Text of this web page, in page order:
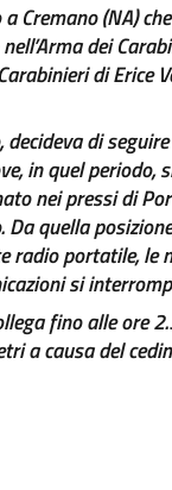
Cremano (NA)
dei
di Erice
di
in quel periodo,
nei pressi di
quella
radio portatile, le
si
fino alle ore
a causa del